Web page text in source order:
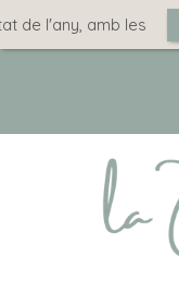
de l'any, amb les